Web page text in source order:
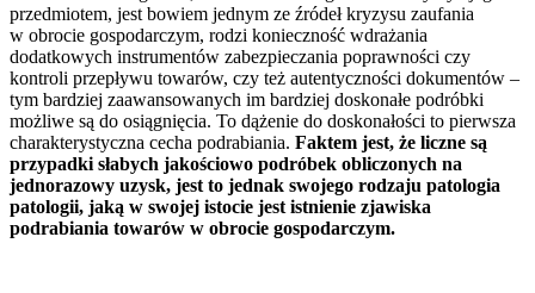
przedmiotem, jest bowiem jednym ze źródeł kryzysu zaufania
w obrocie gospodarczym, rodzi konieczność wdrażania
dodatkowych instrumentów zabezpieczania poprawności czy
kontroli przepływu towarów, czy też autentyczności dokumentów –
tym bardziej zaawansowanych im bardziej doskonałe podróbki
możliwe są do osiągnięcia. To dążenie do doskonałości to pierwsza
charakterystyczna cecha podrabiania. Faktem jest, że liczne są
przypadki słabych jakościowo podróbek obliczonych na
jednorazowy uzysk, jest to jednak swojego rodzaju patologia
patologii, jaką w swojej istocie jest istnienie zjawiska
podrabiania towarów w obrocie gospodarczym.